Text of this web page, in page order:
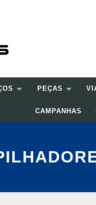
PEÇAS
CAMPANHAS